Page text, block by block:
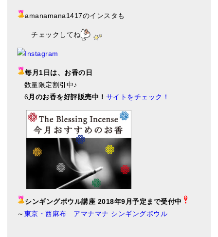
amanamana1417のインスタも
チェックしてね
毎月1日は、お香の日
数量限定割引中♪
6月のお香を好評販売中！ サイトをチェック！
シンギングボウル講座 2018年9月予定まで受付中
～ 東京・西麻布 アマナマナ シンギングボウル